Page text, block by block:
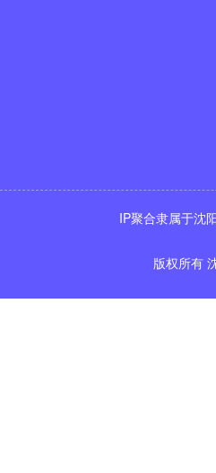
IP聚合隶属于沈
版权所有